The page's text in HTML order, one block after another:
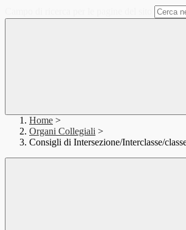
Home >
Organi Collegiali >
Consigli di Intersezione/Interclasse/